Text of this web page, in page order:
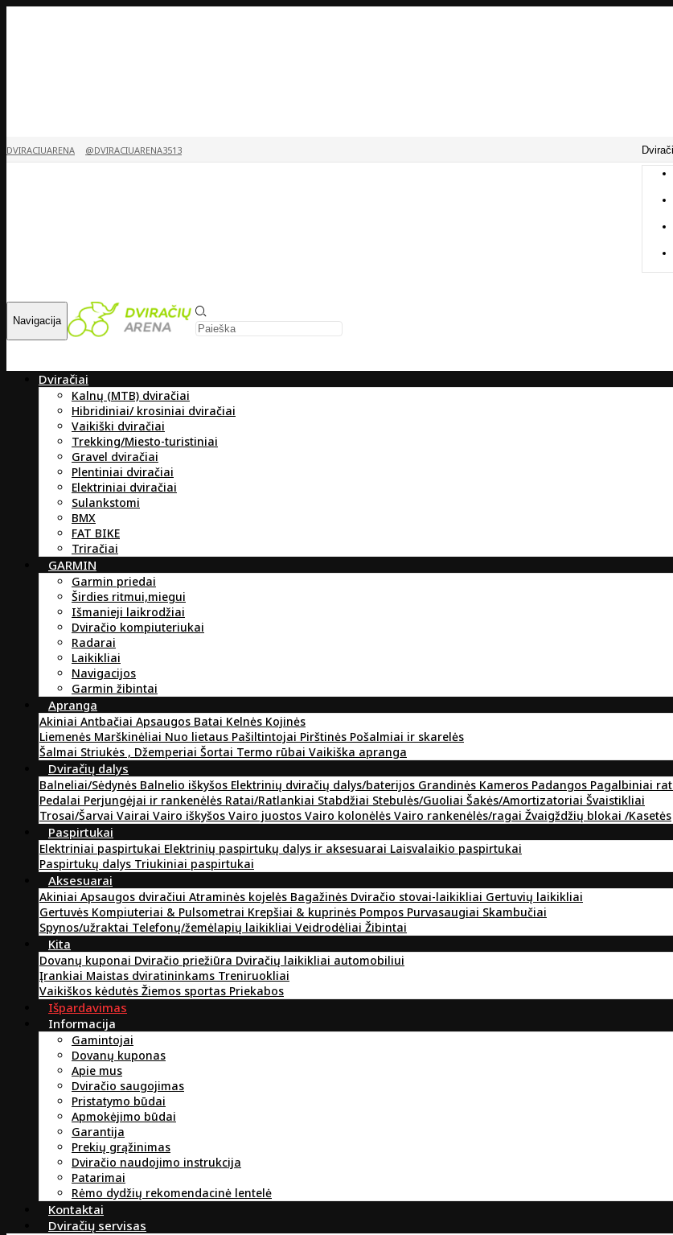
DVIRACIUARENA @DVIRACIUARENA3513
Navigacija
Dviračiai
Kalnų (MTB) dviračiai
Hibridiniai/ krosiniai dviračiai
Vaikiški dviračiai
Trekking/Miesto-turistiniai
Gravel dviračiai
Plentiniai dviračiai
Elektriniai dviračiai
Sulankstomi
BMX
FAT BIKE
Triračiai
GARMIN
Garmin priedai
Širdies ritmui,miegui
Išmanieji laikrodžiai
Dviračio kompiuteriukai
Radarai
Laikikliai
Navigacijos
Garmin žibintai
Apranga
Akiniai Antbačiai Apsaugos Batai Kelnės Kojinės
Liemenės Marškinėliai Nuo lietaus Pašiltintojai Pirštinės Pošalmiai ir skarelės
Šalmai Striukės , Džemperiai Šortai Termo rūbai Vaikiška apranga
Dviračių dalys
Balneliai/Sėdynės Balnelio iškyšos Elektrinių dviračių dalys/baterijos Grandinės Kameros Padangos Pagalbiniai
Pedalai Perjungėjai ir rankenėlės Ratai/Ratlankiai Stabdžiai Stebulės/Guoliai Šakės/Amortizatoriai Švaistikliai
Trosai/Šarvai Vairai Vairo iškyšos Vairo juostos Vairo kolonėlės Vairo rankenėlės/ragai Žvaigždžių blokai /Kasetės
Paspirtukai
Elektriniai paspirtukai Elektrinių paspirtukų dalys ir aksesuarai Laisvalaikio paspirtukai
Paspirtukų dalys Triukiniai paspirtukai
Aksesuarai
Akiniai Apsaugos dviračiui Atraminės kojelės Bagažinės Dviračio stovai-laikikliai Gertuvių laikikliai
Gertuvės Kompiuteriai & Pulsometrai Krepšiai & kuprinės Pompos Purvasaugiai Skambučiai
Spynos/užraktai Telefonų/žemėlapių laikikliai Veidrodėliai Žibintai
Kita
Dovanų kuponai Dviračio priežiūra Dviračių laikikliai automobiliui
Įrankiai Maistas dviratininkams Treniruokliai
Vaikiškos kėdutės Žiemos sportas Priekabos
Išpardavimas
Informacija
Gamintojai
Dovanų kuponas
Apie mus
Dviračio saugojimas
Pristatymo būdai
Apmokėjimo būdai
Garantija
Prekių grąžinimas
Dviračio naudojimo instrukcija
Patarimai
Rėmo dydžių rekomendacinė lentelė
Kontaktai
Dviračių servisas